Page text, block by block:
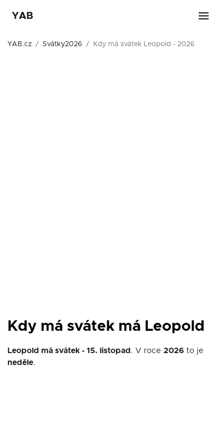
YAB
YAB.cz Svátky2026 Kdy má svátek Leopold - 2026
Kdy má svátek má Leopold
Leopold má svátek - 15. listopad . V roce 2026 to je
neděle.